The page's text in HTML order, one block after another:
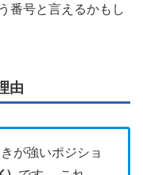
番号と言えるかもし
由
が強いポジショ